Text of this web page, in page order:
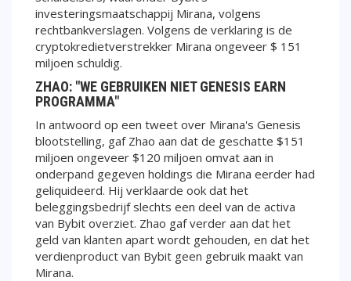
investeringsmaatschappij Mirana, volgens
rechtbankverslagen. Volgens de verklaring is de
cryptokredietverstrekker Mirana ongeveer $ 151
miljoen schuldig.
ZHAO: "WE GEBRUIKEN NIET GENESIS EARN
PROGRAMMA"
In antwoord op een tweet over Mirana's Genesis
blootstelling, gaf Zhao aan dat de geschatte $151
miljoen ongeveer $120 miljoen omvat aan in
onderpand gegeven holdings die Mirana eerder had
geliquideerd. Hij verklaarde ook dat het
beleggingsbedrijf slechts een deel van de activa
van Bybit overziet. Zhao gaf verder aan dat het
geld van klanten apart wordt gehouden, en dat het
verdienproduct van Bybit geen gebruik maakt van
Mirana.